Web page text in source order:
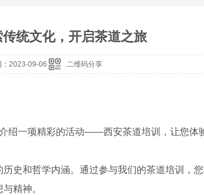
统文化，开启茶道之旅
2023-09-06 二维码分享
绍一项精彩的活动——西安茶道培训，让您体
史和哲学内涵。通过参与我们的茶道培训，
精神。